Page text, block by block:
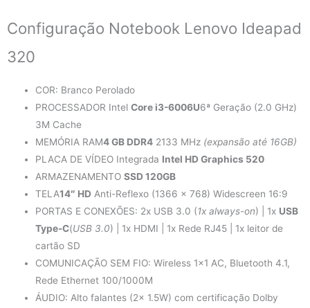
Configuração Notebook Lenovo Ideapad
320
COR: Branco Perolado
PROCESSADOR IntelCore i3-6006U6ª Geração (2.0 GHz)
3M Cache
MEMÓRIA RAM4 GB DDR4 2133 MHz (expansão até 16GB)
PLACA DE VÍDEO Integrada Intel HD Graphics 520
ARMAZENAMENTOSSD 120GB
TELA14″ HD Anti-Reflexo (1366 x 768) Widescreen 16:9
PORTAS E CONEXÕES: 2x USB 3.0 (1x always-on) | 1x USB
Type-C(USB 3.0) | 1x HDMI | 1x Rede RJ45 | 1x leitor de
cartão SD
COMUNICAÇÃO SEM FIO: Wireless 1×1 AC, Bluetooth 4.1,
Rede Ethernet 100/1000M
ÁUDIO: Alto falantes (2x 1.5W) com certificação Dolby